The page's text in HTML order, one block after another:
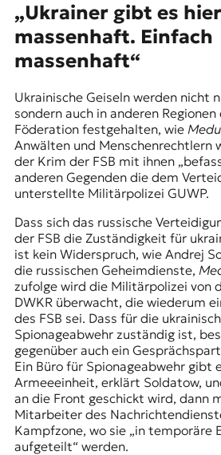
„Ukrainer gibt es hier
massenhaft. Einfach
massenhaft“
Ukrainische Geiseln werden nicht
sondern auch in anderen Regionen
Föderation festgehalten, wie
Anwälten und Menschenrechtlern
der Krim der FSB mit ihnen
anderen Gegenden die dem
unterstellte Militärpolizei GUWP.
Dass sich das russische
der FSB die Zuständigkeit für
ist kein Widerspruch, wie Andrej
die russischen Geheimdienste,
zufolge wird die Militärpolizei von
DWKR überwacht, die wiederum
des FSB sei. Dass für die
Spionageabwehr zuständig ist,
gegenüber auch ein
Ein Büro für Spionageabwehr gibt
Armeeeinheit, erklärt Soldatow,
an die Front geschickt wird, dann
Mitarbeiter des
Kampfzone, wo sie „in temporäre
aufgeteilt“ werden.